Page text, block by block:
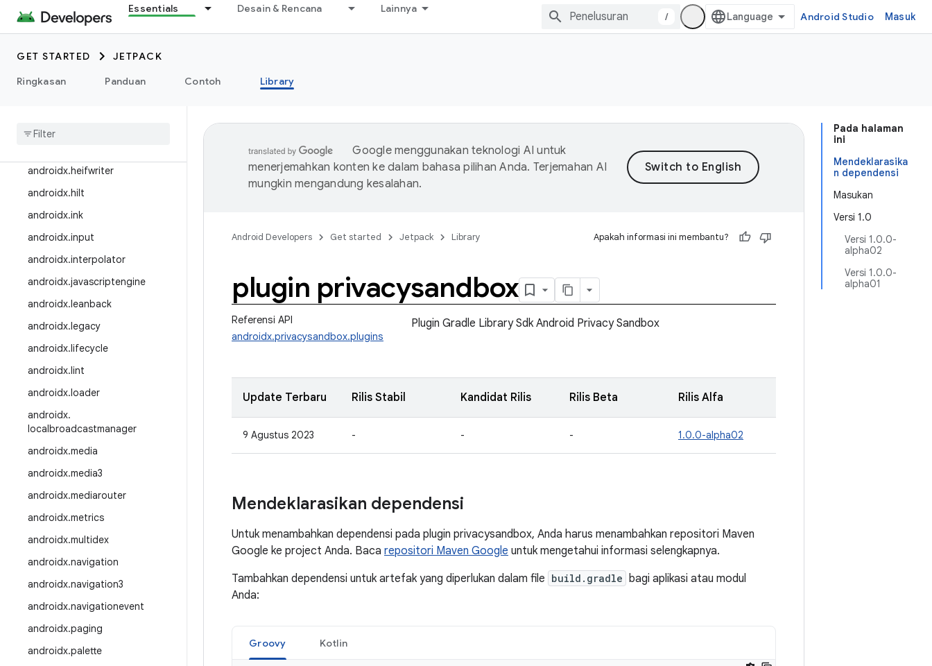
Essentials Desain & Rencana Lainnya
/ Android Studio Masuk
GET STARTED
JETPACK
Ringkasan
Panduan Contoh Library
androidx.games
androidx.glance
androidx.glance.wear
androidx.graphics
androidx.heifwriter
androidx.hilt
androidx.ink
androidx.input
androidx.interpolator
androidx.javascriptengine
androidx.leanback
androidx.legacy
androidx.lifecycle
androidx.lint
androidx.loader
androidx.
localbroadcastmanager
androidx.media
androidx.media3
androidx.mediarouter
androidx.metrics
androidx.multidex
androidx.navigation
androidx.navigation3
androidx.navigationevent
androidx.paging
androidx.palette
Pada halaman
ini
Mendeklarasika
n dependensi
Masukan
Versi 1.0
Versi 1.0.0-
alpha02
Versi 1.0.0-
alpha01
Google menggunakan teknologi AI untuk
menerjemahkan konten ke dalam bahasa pilihan Anda. Terjemahan AI
mungkin mengandung kesalahan.
Android Developers Get started Jetpack Library Apakah informasi ini membantu?
plugin privacysandbox
Referensi API
androidx.privacysandbox.plugins
Plugin Gradle Library Sdk Android Privacy Sandbox
Update Terbaru Rilis Stabil Kandidat Rilis Rilis Beta Rilis Alfa
9 Agustus 2023 - - - 1.0.0-alpha02
Mendeklarasikan dependensi
Untuk menambahkan dependensi pada plugin privacysandbox, Anda harus menambahkan repositori Maven
Google ke project Anda. Baca repositori Maven Google untuk mengetahui informasi selengkapnya.
Tambahkan dependensi untuk artefak yang diperlukan dalam file build.gradle bagi aplikasi atau modul
Anda:
Groovy Kotlin